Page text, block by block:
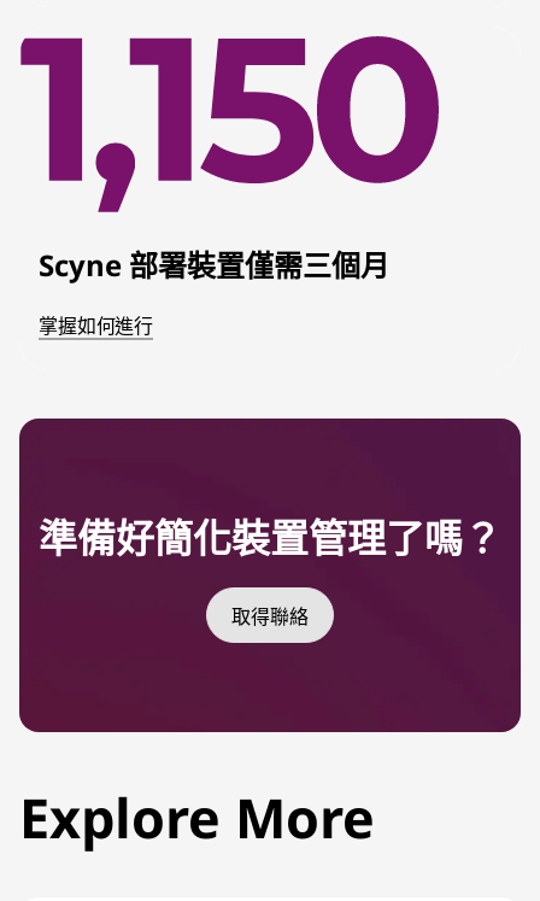
Scyne 部署裝置僅需三個月
掌握如何進行
準備好簡化裝置管理了嗎？
取得聯絡
Explore More